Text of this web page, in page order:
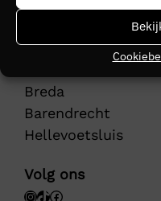
Helpcentrum
Veelgestelde
Op dit moment
Breda
Barendrecht
Hellevoetsluis
Volg ons